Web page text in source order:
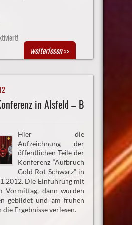
weiterlesen>>
in Alsfeld – B
Hier die
Aufzeichnung der
öffentlichen Teile der
Konferenz “Aufbruch
Gold Rot Schwarz” in
Die Einführung mit
Vormittag, dann wurden
gebildet und am frühen
Ergebnisse verlesen.